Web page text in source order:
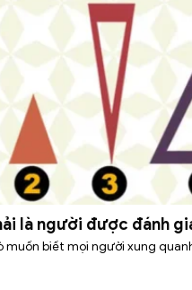
là người được đánh
muốn biết mọi người xung